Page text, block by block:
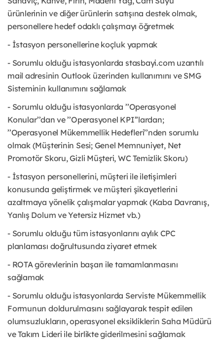
ürünlerinin ve diğer ürünlerin satışına destek olmak,
personellere hedef odaklı çalışmayı öğretmek
- İstasyon personellerine koçluk yapmak
- Sorumlu olduğu istasyonlarda stasbayi.com uzantılı
mail adresinin Outlook üzerinden kullanımını ve SMG
Sisteminin kullanımını sağlamak
- Sorumlu olduğu istasyonlarda ’’Operasyonel
Konular’’dan ve ’’Operasyonel KPI’’lardan;
’’Operasyonel Mükemmellik Hedefleri’’nden sorumlu
olmak (Müşterinin Sesi; Genel Memnuniyet, Net
Promotör Skoru, Gizli Müşteri, WC Temizlik Skoru)
- İstasyon personellerini, müşteri ile iletişimleri
konusunda geliştirmek ve müşteri şikayetlerini
azaltmaya yönelik çalışmalar yapmak (Kaba Davranış,
Yanlış Dolum ve Yetersiz Hizmet vb.)
- Sorumlu olduğu tüm istasyonlarını aylık CPC
planlaması doğrultusunda ziyaret etmek
- ROTA görevlerinin başarı ile tamamlanmasını
sağlamak
- Sorumlu olduğu istasyonlarda Serviste Mükemmellik
Formunun doldurulmasını sağlayarak tespit edilen
olumsuzlukların, operasyonel eksikliklerin Saha Müdürü
ve Takım Lideri ile birlikte giderilmesini sağlamak